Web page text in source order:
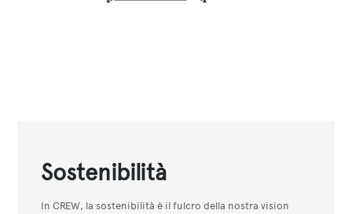
Sostenibilità
In CREW, la sostenibilità è il fulcro della nostra vision